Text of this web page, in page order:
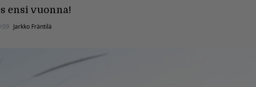
ensi vuonna!
Jarkko Fräntilä